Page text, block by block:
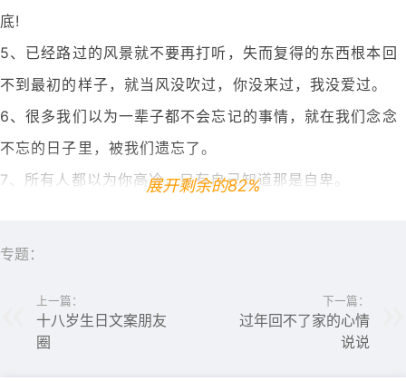
底!
5、已经路过的风景就不要再打听，失而复得的东西根本回
不到最初的样子，就当风没吹过，你没来过，我没爱过。
6、很多我们以为一辈子都不会忘记的事情，就在我们念念
不忘的日子里，被我们遗忘了。
7、所有人都以为你高冷，只有自己知道那是自卑。
开，以甜言蜜语作为开端，却又以曲终人散作为结局。
10、曾经为了他丢了一切，现在为了自己拾起一切。
展开剩余的82%
专题：
上一篇：
十八岁生日文案朋友
圈
下一篇：
过年回不了家的心情
说说